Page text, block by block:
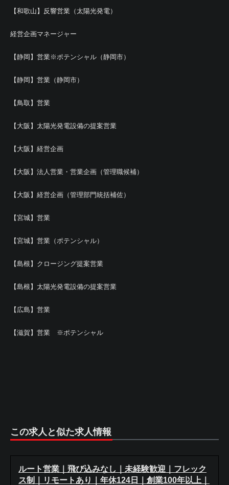
【和歌山】反響営業（太陽光発電）
経営企画マネージャー
【静岡】営業※ポテンシャル（静岡市）
【静岡】営業（静岡市）
【鳥取】営業
【大阪】太陽光発電設備の提案営業
【大阪】経営企画
【大阪】法人営業・営業企画（管理職候補）
【大阪】経営企画（管理部門統括補佐）
【宮城】営業
【宮城】営業（ポテンシャル）
【島根】クロージング提案営業
【島根】太陽光発電設備の提案営業
【広島】営業
【滋賀】営業 ※ポテンシャル
この求人と似た求人情報
ルート営業｜飛び込みなし｜未経験歓迎｜フレック
ス制｜リモートあり｜年休124日｜創業100年以上｜